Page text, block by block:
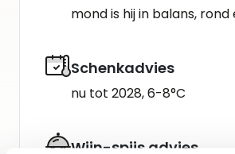
mond is hij in balans, rond
Schenkadvies
nu tot 2028, 6-8°C
Wijn-spijs advies